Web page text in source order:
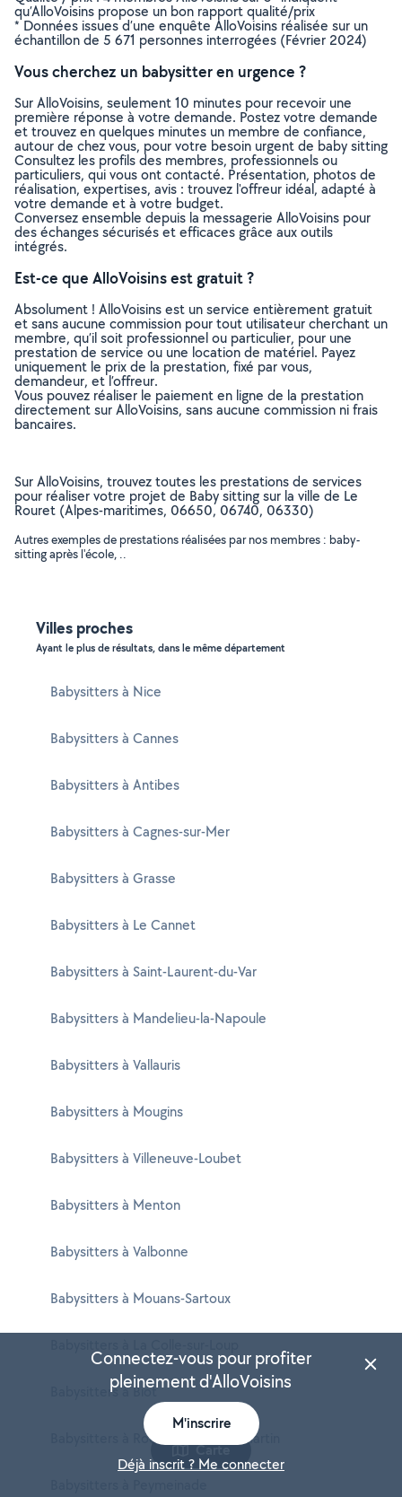
qu’AlloVoisins propose un bon rapport qualité/prix
* Données issues d’une enquête AlloVoisins réalisée sur un
échantillon de 5 671 personnes interrogées (Février 2024)
Vous cherchez un babysitter en urgence ?
Sur AlloVoisins, seulement 10 minutes pour recevoir une
première réponse à votre demande. Postez votre demande
et trouvez en quelques minutes un membre de confiance,
autour de chez vous, pour votre besoin urgent de baby sitting
Consultez les profils des membres, professionnels ou
particuliers, qui vous ont contacté. Présentation, photos de
réalisation, expertises, avis : trouvez l'offreur idéal, adapté à
votre demande et à votre budget.
Conversez ensemble depuis la messagerie AlloVoisins pour
des échanges sécurisés et efficaces grâce aux outils
intégrés.
Est-ce que AlloVoisins est gratuit ?
Absolument ! AlloVoisins est un service entièrement gratuit
et sans aucune commission pour tout utilisateur cherchant un
membre, qu’il soit professionnel ou particulier, pour une
prestation de service ou une location de matériel. Payez
uniquement le prix de la prestation, fixé par vous,
demandeur, et l’offreur.
Vous pouvez réaliser le paiement en ligne de la prestation
directement sur AlloVoisins, sans aucune commission ni frais
bancaires.
Sur AlloVoisins, trouvez toutes les prestations de services
pour réaliser votre projet de Baby sitting sur la ville de Le
Rouret (Alpes-maritimes, 06650, 06740, 06330)
Autres exemples de prestations réalisées par nos membres : baby-
sitting après l'école, ..
Villes proches
Ayant le plus de résultats, dans le même département
Babysitters à Nice
Babysitters à Cannes
Babysitters à Antibes
Babysitters à Cagnes-sur-Mer
Babysitters à Grasse
Babysitters à Le Cannet
Babysitters à Saint-Laurent-du-Var
Babysitters à Mandelieu-la-Napoule
Babysitters à Vallauris
Babysitters à Mougins
Babysitters à Villeneuve-Loubet
Babysitters à Menton
Babysitters à Valbonne
Babysitters à Mouans-Sartoux
Babysitters à Biot
Babysitters à Roquebrune-Cap-Martin
Carte
Connectez-vous pour profiter
pleinement d'AlloVoisins
M'inscrire
Déjà inscrit ? Me connecter